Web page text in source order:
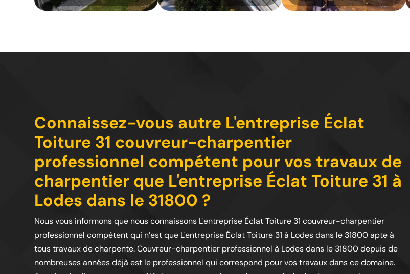
Connaissez-vous autre L'entreprise Éclat
Toiture 31 couvreur-charpentier
professionnel compétent pour vos travaux de
charpentier que L'entreprise Éclat Toiture 31 à
Lodes dans le 31800 ?
Nous vous informons que nous connaissons L'entreprise Éclat Toiture 31 couvreur-charpentier
professionnel compétent qui n’est que L'entreprise Éclat Toiture 31 à Lodes dans le 31800 apte à
tous travaux de charpente. Couvreur-charpentier professionnel à Lodes dans le 31800 depuis de
nombreuses années déjà est le professionnel qui correspond pour vos travaux dans ce domaine.